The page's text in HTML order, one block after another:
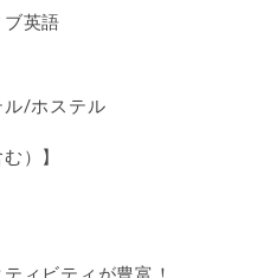
英語
ル/ホステル
）】